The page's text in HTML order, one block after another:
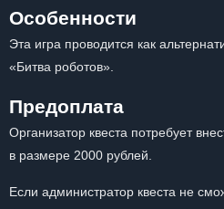
Особенности
Эта игра проводится как
«Битва роботов».
Предоплата
Организатор квеста потребует
в размере 2000 рублей.
Если администратор квеста не